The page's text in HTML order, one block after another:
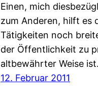
Einen, mich
zum Anderen, hilft es
Tätigkeiten noch
der Öffentlichkeit zu
altbewährter Weise
12. Februar 2011